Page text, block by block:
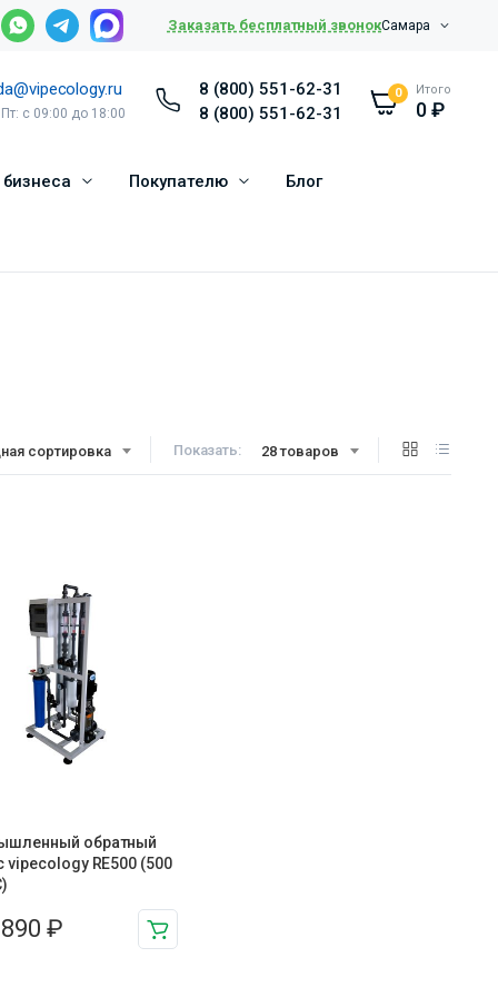
Заказать бесплатный звонокСамара
Пт: с 09:00 до 18:00
8 (800) 551-62-31
8 (800) 551-62-31
0 Итого
0₽
Покупателю Блог
сортировка Показать: 28 товаров
обратный
vipecology RE500 (500
₽